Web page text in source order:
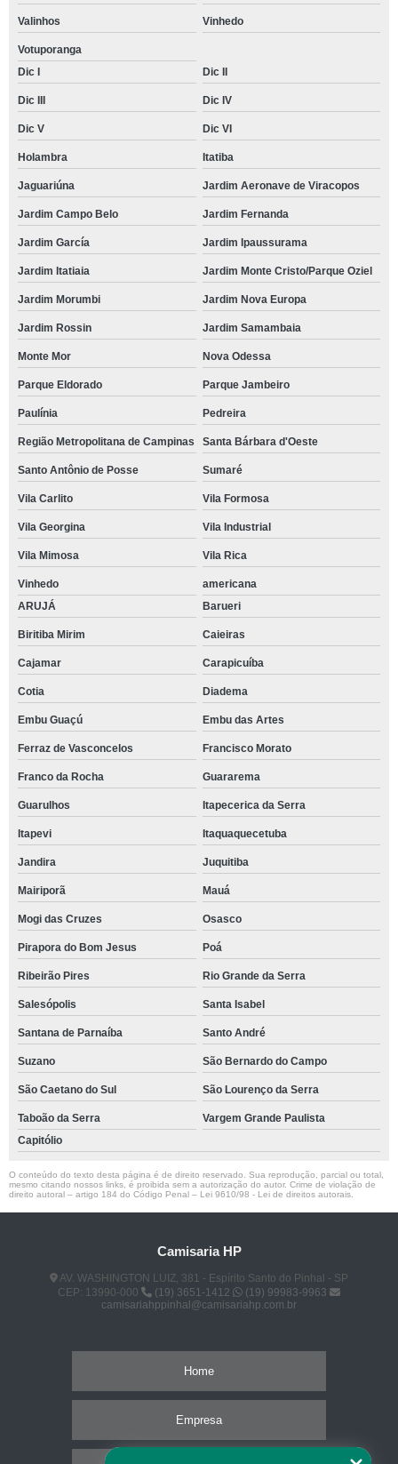
Valinhos Vinhedo
Votuporanga
Dic I
Dic II
Dic III Dic IV
Dic V Dic VI
Holambra Itatiba
Jaguariúna Jardim Aeronave de Viracopos
Jardim Campo Belo Jardim Fernanda
Jardim García Jardim Ipaussurama
Jardim Itatiaia Jardim Monte Cristo/Parque Oziel
Jardim Morumbi Jardim Nova Europa
Jardim Rossin Jardim Samambaia
Monte Mor Nova Odessa
Parque Eldorado Parque Jambeiro
Paulínia Pedreira
Região Metropolitana de Campinas Santa Bárbara d'Oeste
Santo Antônio de Posse Sumaré
Vila Carlito Vila Formosa
Vila Georgina Vila Industrial
Vila Mimosa Vila Rica
Vinhedo
americana
ARUJÁ
Barueri
Biritiba Mirim Caieiras
Cajamar Carapicuíba
Cotia Diadema
Embu Guaçú Embu das Artes
Ferraz de Vasconcelos Francisco Morato
Franco da Rocha Guararema
Guarulhos Itapecerica da Serra
Itapevi Itaquaquecetuba
Jandira Juquitiba
Mairiporã Mauá
Mogi das Cruzes Osasco
Pirapora do Bom Jesus Poá
Ribeirão Pires Rio Grande da Serra
Salesópolis Santa Isabel
Santana de Parnaíba Santo André
Suzano São Bernardo do Campo
São Caetano do Sul São Lourenço da Serra
Taboão da Serra
Vargem Grande Paulista
Capitólio
O conteúdo do texto desta página é de direito reservado. Sua reprodução, parcial ou total,
mesmo citando nossos links, é proibida sem a autorização do autor. Crime de violação de
direito autoral – artigo 184 do Código Penal – Lei 9610/98 - Lei de direitos autorais
Camisaria HP
AV. WASHINGTON LUIZ, 381 - Espírito Santo do Pinhal - SP
CEP: 13990-000
(19) 3651-1412
(19) 99983-9963
camisariahppinhal@camisariahp.com.br
Home
Empresa